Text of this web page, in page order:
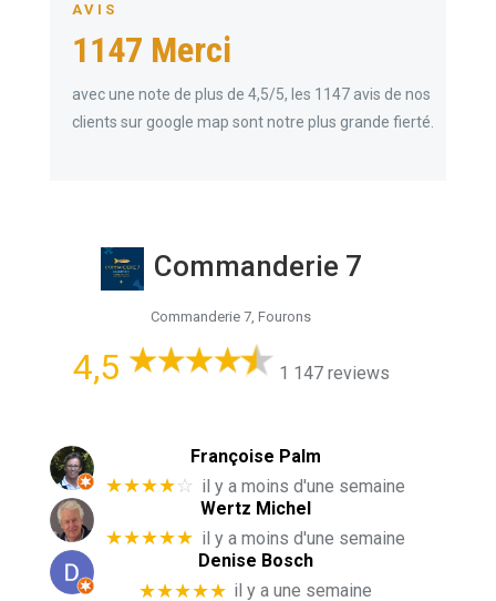
AVIS
1147 Merci
avec une note de plus de 4,5/5, les 1147 avis de nos
clients sur google map sont notre plus grande fierté.
Commanderie 7
Commanderie 7, Fourons
4,5 1 147 reviews
Françoise Palm
★★★★☆ il y a moins d'une semaine
Wertz Michel
★★★★★ il y a moins d'une semaine
Denise Bosch
★★★★★ il y a une semaine